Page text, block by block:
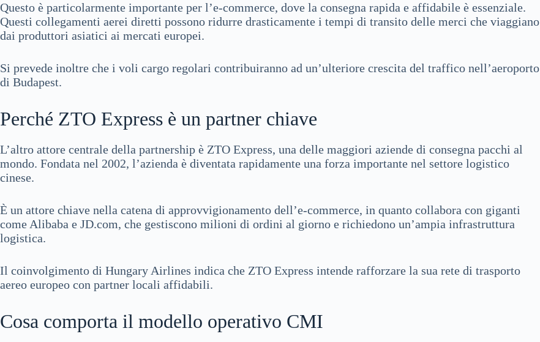
Questo è particolarmente importante per l’e-commerce, dove la consegna rapida e affidabile è essenziale.
Questi collegamenti aerei diretti possono ridurre drasticamente i tempi di transito delle merci che viaggiano
dai produttori asiatici ai mercati europei.
Si prevede inoltre che i voli cargo regolari contribuiranno ad un’ulteriore crescita del traffico nell’aeroporto
di Budapest.
Perché ZTO Express è un partner chiave
L’altro attore centrale della partnership è ZTO Express, una delle maggiori aziende di consegna pacchi al
mondo. Fondata nel 2002, l’azienda è diventata rapidamente una forza importante nel settore logistico
cinese.
È un attore chiave nella catena di approvvigionamento dell’e-commerce, in quanto collabora con giganti
come Alibaba e JD.com, che gestiscono milioni di ordini al giorno e richiedono un’ampia infrastruttura
logistica.
Il coinvolgimento di Hungary Airlines indica che ZTO Express intende rafforzare la sua rete di trasporto
aereo europeo con partner locali affidabili.
Cosa comporta il modello operativo CMI